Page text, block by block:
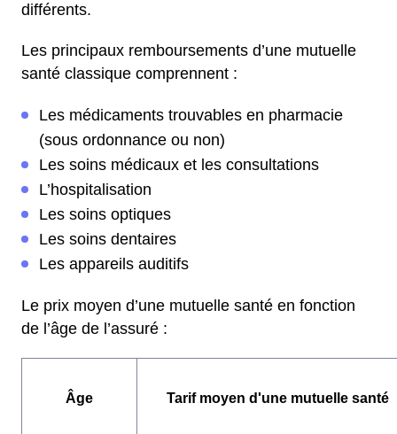
différents.
Les principaux remboursements d’une mutuelle
santé classique comprennent :
Les médicaments trouvables en pharmacie
(sous ordonnance ou non)
Les soins médicaux et les consultations
L’hospitalisation
Les soins optiques
Les soins dentaires
Les appareils auditifs
Le prix moyen d’une mutuelle santé en fonction
de l’âge de l’assuré :
Âge Tarif moyen d'une mutuelle santé